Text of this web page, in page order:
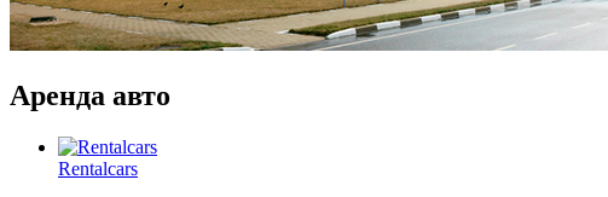
Аренда авто
Rentalcars